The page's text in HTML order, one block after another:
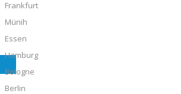
Frankfurt
Münih
Essen
Hamburg
Bologne
Berlin